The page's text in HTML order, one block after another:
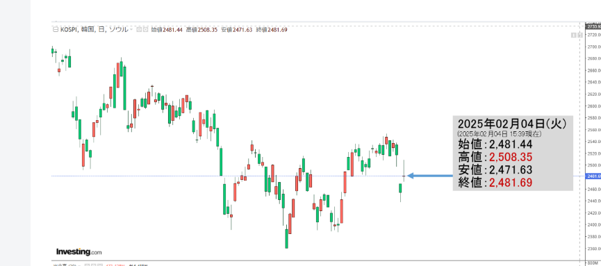
韓国･外為取引量「1日当たり1,214.4億ドル」まで拡大 ⇒ 海外資金の動きに強く左右される状態
『Money1』
『Money1』
韓国大統領府ボンクラ政策室長が告発された ⇒ 国家が行った恐るべき株価操作であり、空前の国政
壟断
『Money1』 韓国･警察職員が「丸刈りになって抗議活動」
『Money1』 中国だけが鉄鋼輸出を異常増加させる ⇒ 中国の過剰生産が世界を蝕む。
韓国製造業「半導体絶好調」のウラで他業種は全般的「不調」⇒ PSIが示す現況は決して良くない。
【米韓激突案件】韓国消費者院が『クーパン』1人当たり賠償10万ウォンを認定 ⇒ 総額3兆7,000億
韓国で猛暑。南東部では干ばつ
『Money1』 韓国型イージス搭載の次世代駆逐艦「KDDX」1番艦、2032年竣工と公示